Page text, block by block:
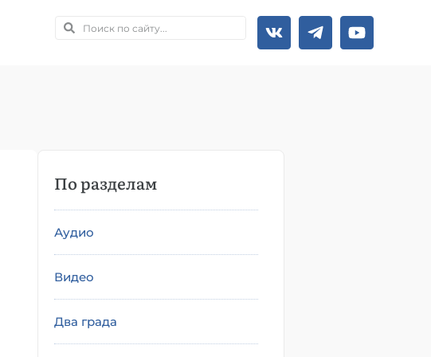
По разделам
Аудио
Видео
Два града